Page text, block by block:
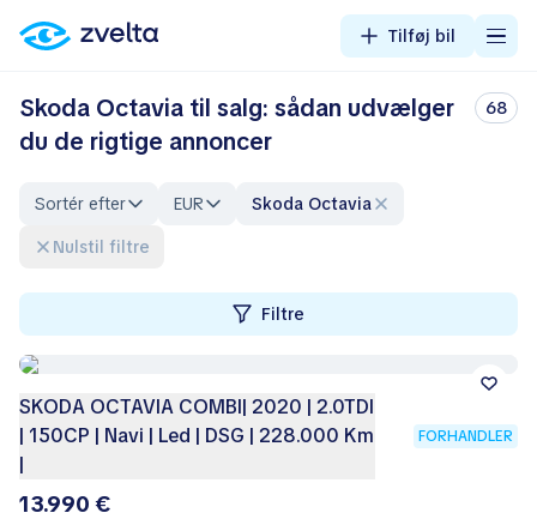
Tilføj bil
Skoda Octavia til salg: sådan udvælger
du de rigtige annoncer
68
Sortér efter EUR
Skoda Octavia
Nulstil filtre
Filtre
SKODA OCTAVIA COMBI| 2020 | 2.0TDI
| 150CP | Navi | Led | DSG | 228.000 Km
|
FORHANDLER
13.990 €